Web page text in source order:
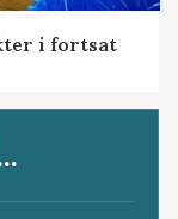
i fortsat